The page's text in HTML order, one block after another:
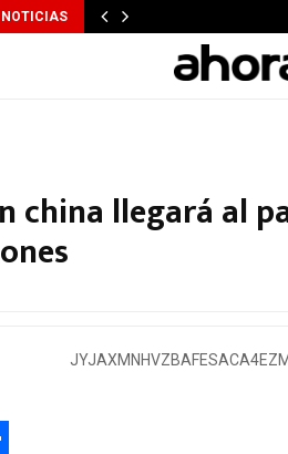
china llegará al